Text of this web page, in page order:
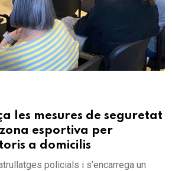
les mesures de seguretat
esportiva per
a domicilis
policials i s’encarrega un